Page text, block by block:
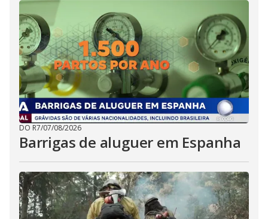
DO R7/07/08/2026
Barrigas de aluguer em Espanha